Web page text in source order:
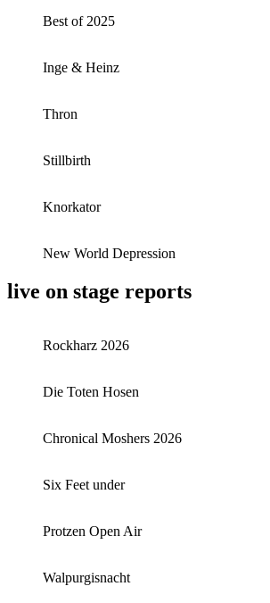
Best of 2025
Inge & Heinz
Thron
Stillbirth
Knorkator
New World Depression
live on stage reports
Rockharz 2026
Die Toten Hosen
Chronical Moshers 2026
Six Feet under
Protzen Open Air
Walpurgisnacht